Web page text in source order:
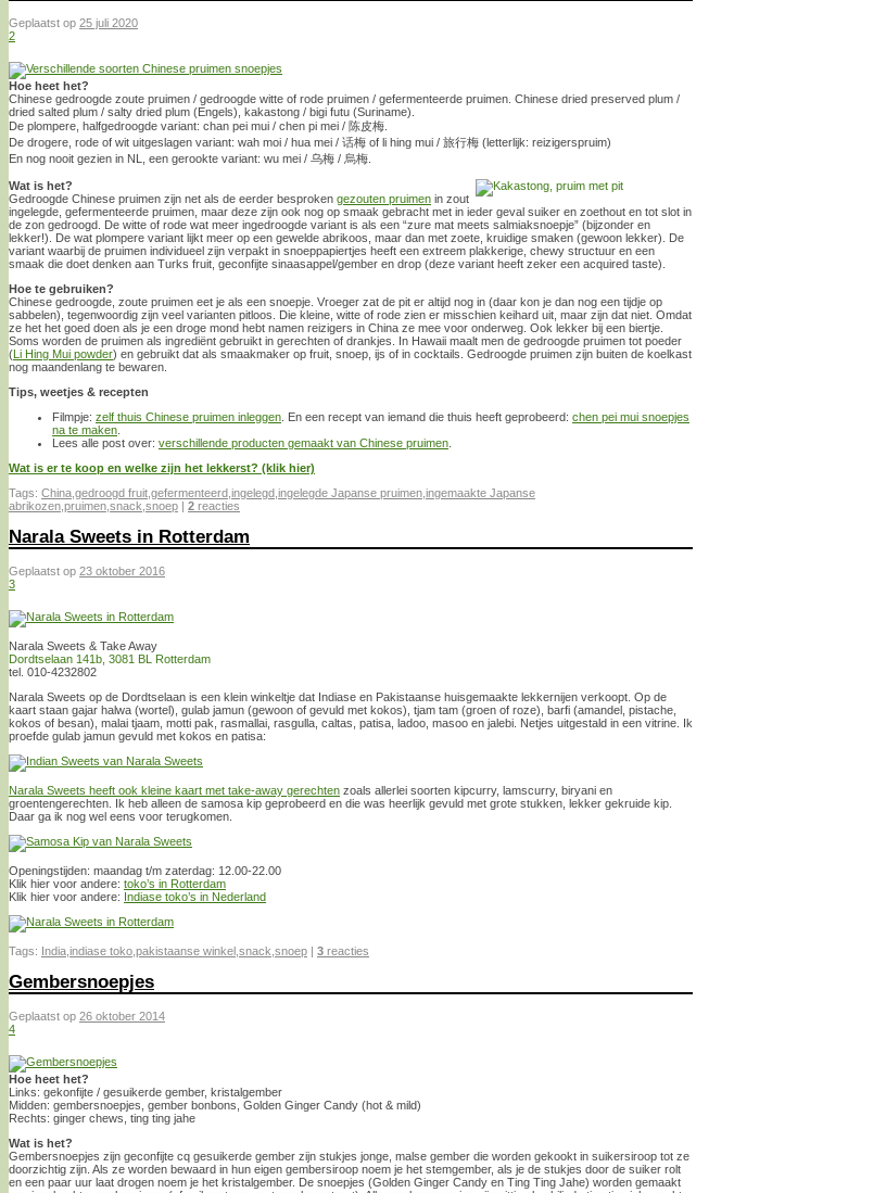
Geplaatst op 25 juli 2020
2
Hoe heet het?
Chinese gedroogde zoute pruimen / gedroogde witte of rode pruimen / gefermenteerde pruimen. Chinese dried preserved plum /
dried salted plum / salty dried plum (Engels), kakastong / bigi futu (Suriname).
De plompere, halfgedroogde variant: chan pei mui / chen pi mei / 陈皮梅.
De drogere, rode of wit uitgeslagen variant: wah moi / hua mei / 话梅 of li hing mui / 旅行梅 (letterlijk: reizigerspruim)
En nog nooit gezien in NL, een gerookte variant: wu mei / 乌梅 / 烏梅.
Wat is het?
Gedroogde Chinese pruimen zijn net als de eerder besproken gezouten pruimen in zout
ingelegde, gefermenteerde pruimen, maar deze zijn ook nog op smaak gebracht met in ieder geval suiker en zoethout en tot slot in
de zon gedroogd. De witte of rode wat meer ingedroogde variant is als een “zure mat meets salmiaksnoepje” (bijzonder en
lekker!). De wat plompere variant lijkt meer op een gewelde abrikoos, maar dan met zoete, kruidige smaken (gewoon lekker). De
variant waarbij de pruimen individueel zijn verpakt in snoeppapiertjes heeft een extreem plakkerige, chewy structuur en een
smaak die doet denken aan Turks fruit, geconfijte sinaasappel/gember en drop (deze variant heeft zeker een acquired taste).
Hoe te gebruiken?
Chinese gedroogde, zoute pruimen eet je als een snoepje. Vroeger zat de pit er altijd nog in (daar kon je dan nog een tijdje op
sabbelen), tegenwoordig zijn veel varianten pitloos. Die kleine, witte of rode zien er misschien keihard uit, maar zijn dat niet. Omdat
ze het het goed doen als je een droge mond hebt namen reizigers in China ze mee voor onderweg. Ook lekker bij een biertje.
Soms worden de pruimen als ingrediënt gebruikt in gerechten of drankjes. In Hawaii maalt men de gedroogde pruimen tot poeder
(Li Hing Mui powder) en gebruikt dat als smaakmaker op fruit, snoep, ijs of in cocktails. Gedroogde pruimen zijn buiten de koelkast
nog maandenlang te bewaren.
Tips, weetjes & recepten
Filmpje: zelf thuis Chinese pruimen inleggen . En een recept van iemand die thuis heeft geprobeerd: chen pei mui snoepjes
na te maken
Lees alle post over: verschillende producten gemaakt van Chinese pruimen
Wat is er te koop en welke zijn het lekkerst? (klik hier)
Tags: China gedroogd fruit gefermenteerd ingelegd ingelegde Japanse pruimen ingemaakte Japanse
abrikozen pruimen snack snoep | 2 reacties
Narala Sweets in Rotterdam
Geplaatst op 23 oktober 2016
3
Narala Sweets & Take Away
Dordtselaan 141b, 3081 BL Rotterdam
tel. 010-4232802
Narala Sweets op de Dordtselaan is een klein winkeltje dat Indiase en Pakistaanse huisgemaakte lekkernijen verkoopt. Op de
kaart staan gajar halwa (wortel), gulab jamun (gewoon of gevuld met kokos), tjam tam (groen of roze), barfi (amandel, pistache,
kokos of besan), malai tjaam, motti pak, rasmallai, rasgulla, caltas, patisa, ladoo, masoo en jalebi. Netjes uitgestald in een vitrine. Ik
proefde gulab jamun gevuld met kokos en patisa:
Narala Sweets heeft ook kleine kaart met take-away gerechten zoals allerlei soorten kipcurry, lamscurry, biryani en
groentengerechten. Ik heb alleen de samosa kip geprobeerd en die was heerlijk gevuld met grote stukken, lekker gekruide kip.
Daar ga ik nog wel eens voor terugkomen.
Openingstijden: maandag t/m zaterdag: 12.00-22.00
Klik hier voor andere: toko’s in Rotterdam
Klik hier voor andere: Indiase toko’s in Nederland
Tags: India indiase toko pakistaanse winkel snack snoep | 3 reacties
Gembersnoepjes
Geplaatst op 26 oktober 2014
4
Hoe heet het?
Links: gekonfijte / gesuikerde gember, kristalgember
Midden: gembersnoepjes, gember bonbons, Golden Ginger Candy (hot & mild)
Rechts: ginger chews, ting ting jahe
Wat is het?
Gembersnoepjes zijn geconfijte cq gesuikerde gember zijn stukjes jonge, malse gember die worden gekookt in suikersiroop tot ze
doorzichtig zijn. Als ze worden bewaard in hun eigen gembersiroop noem je het stemgember, als je de stukjes door de suiker rolt
en een paar uur laat drogen noem je het kristalgember. De snoepjes (Golden Ginger Candy en Ting Ting Jahe) worden gemaakt